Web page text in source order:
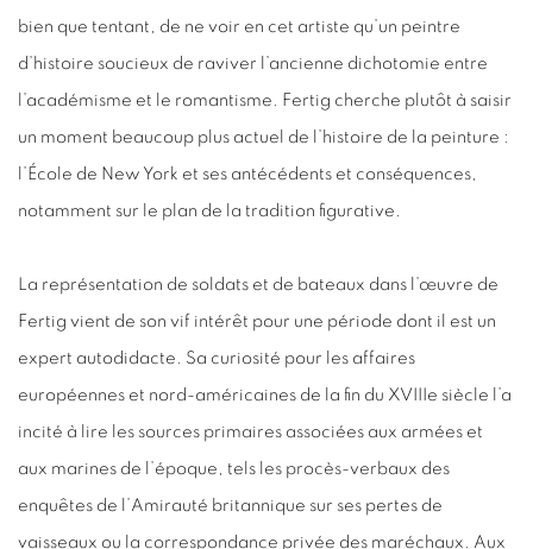
bien que tentant, de ne voir en cet artiste qu’un peintre
d’histoire soucieux de raviver l’ancienne dichotomie entre
l’académisme et le romantisme. Fertig cherche plutôt à saisir
un moment beaucoup plus actuel de l’histoire de la peinture :
l’École de New York et ses antécédents et conséquences,
notamment sur le plan de la tradition figurative.
La représentation de soldats et de bateaux dans l’œuvre de
Fertig vient de son vif intérêt pour une période dont il est un
expert autodidacte. Sa curiosité pour les affaires
européennes et nord-américaines de la fin du XVIIIe siècle l’a
incité à lire les sources primaires associées aux armées et
aux marines de l’époque, tels les procès-verbaux des
enquêtes de l’Amirauté britannique sur ses pertes de
vaisseaux ou la correspondance privée des maréchaux. Aux